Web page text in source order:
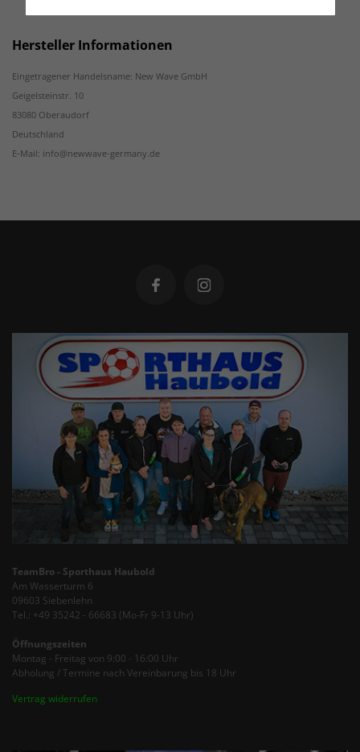
Hersteller Informationen
Eingetragener Handelsname: New Wave GmbH
Geigelsteinstr. 10
83080 Oberaudorf
Deutschland
E-Mail: info@newwave-germany.de
TeamBro - Sporthaus Haubold
Am Wasserturm 6
09603 Siebenlehn
Tel.: +49 35242 - 66683 (Mo-Fr 9-13 Uhr)
Öffnungszeiten
Montag - Freitag von 9:00 - 16:00 Uhr
Abholung / Termine nach Vereinbarung bis 18 Uhr
Vertrag widerrufen